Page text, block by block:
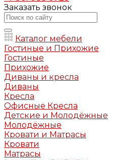
Заказать звонок
Каталог мебели
Гостиные и Прихожие
Гостиные
Прихожие
Диваны и кресла
Диваны
Кресла
Офисные Кресла
Детские и Молодёжные
Молодёжные
Кровати и Матрасы
Кровати
Матрасы